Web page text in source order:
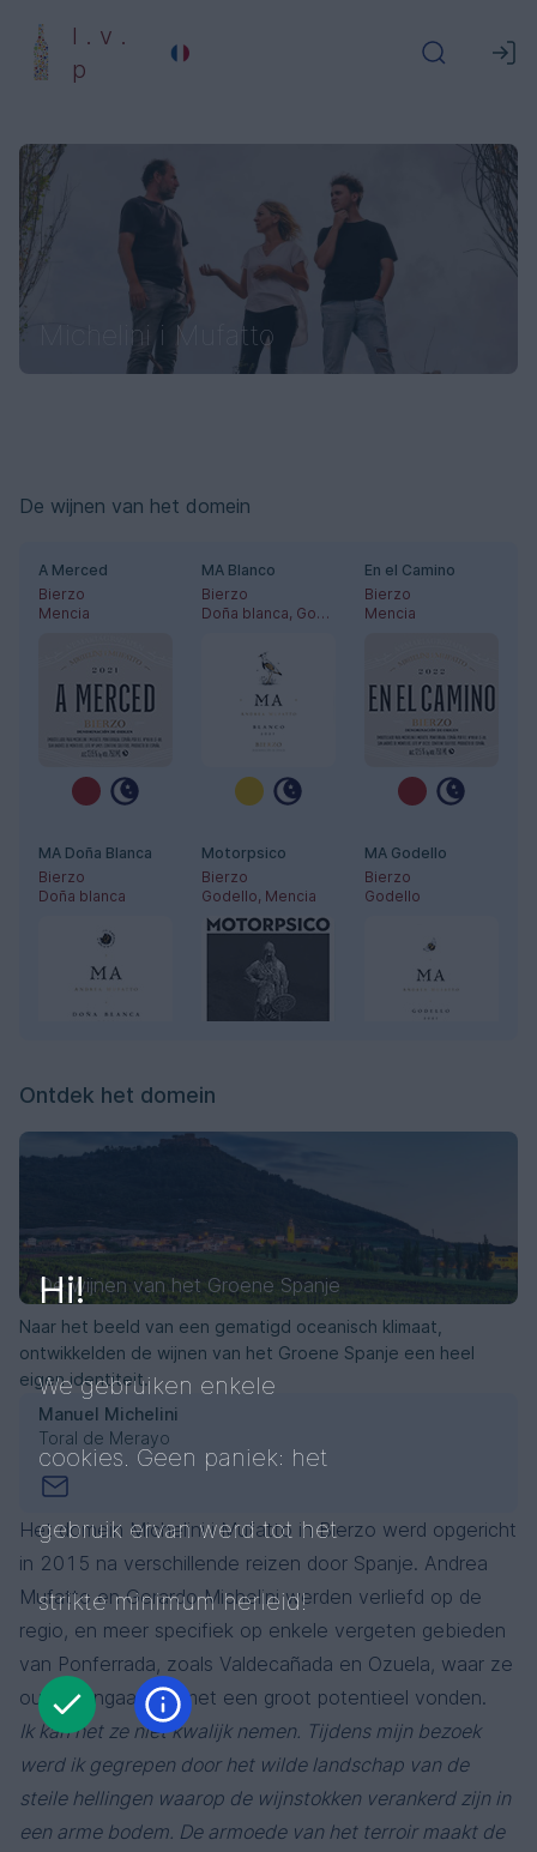
l . v .
p
Michelini i Mufatto
Manuel Michelini
Toral de Merayo
Het domein Michelini i Mufatto in Bierzo werd opgericht
in 2015 na verschillende reizen door Spanje. Andrea
Mufatto en Gerardo Michelini werden verliefd op de
regio, en meer specifiek op enkele vergeten gebieden
van Ponferrada, zoals Valdecañada en Ozuela, waar ze
oude wijngaarden met een groot potentieel vonden.
Ik kan het ze niet kwalijk nemen. Tijdens mijn bezoek
werd ik gegrepen door het wilde landschap van de
steile hellingen waarop de wijnstokken verankerd zijn in
een arme bodem. De armoede van het terroir maakt de
De wijnen van het domein
A Merced
Bierzo
Mencia
MA Blanco
Bierzo
Doña blanca, Godello
En el Camino
Bierzo
Mencia
MA Doña Blanca
Bierzo
Doña blanca
Motorpsico
Bierzo
Godello, Mencia
MA Godello
Bierzo
Godello
Ontdek het domein
De wijnen van het Groene Spanje
Naar het beeld van een gematigd oceanisch klimaat,
ontwikkelden de wijnen van het Groene Spanje een heel
eigen identiteit.
Hi!
We gebruiken enkele
cookies. Geen paniek: het
gebruik ervan werd tot het
strikte minimum herleid!